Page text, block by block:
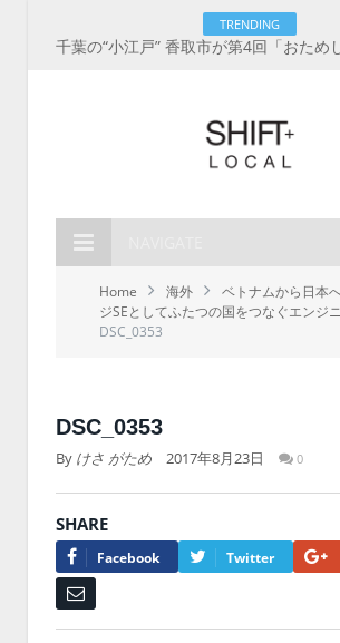
TRENDING
Home 海外
ベトナムから日本
ジSEとしてふたつの国をつなぐエンジ
DSC_0353
DSC_0353
By けさ がため 2017年8月23日 0
SHARE
Facebook Twitter